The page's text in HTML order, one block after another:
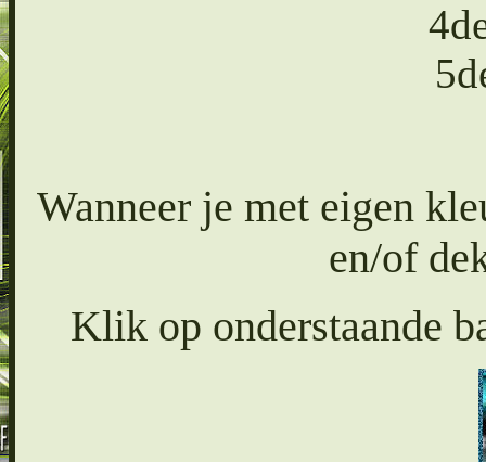
Wanneer je met eigen
en/of
Klik op onderstaande